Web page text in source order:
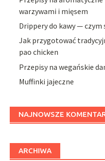
warzywami i mięsem
Drippery do kawy — czym
Jak przygotować
pao chicken
Przepisy na wegańskie
Muffinki jajeczne
NAJNOWSZE
ARCHIWA